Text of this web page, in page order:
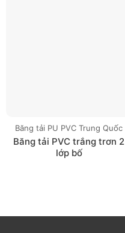
Băng tải PU PVC Trung Quốc
Băng tải PVC trắng trơn 2
lớp bố